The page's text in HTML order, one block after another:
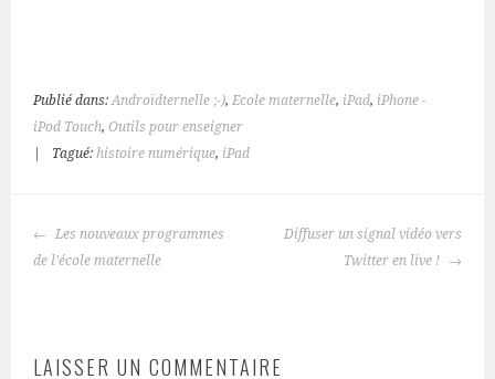
Publié dans:Androïdternelle ;-),Ecole maternelle, iPad, iPhone -
iPod Touch,Outils pour enseigner
Tagué:histoire numérique, iPad
NAVIGATION
DES
Les nouveaux programmes
de l’école maternelle
Diffuser un signal vidéo vers
Twitter en live !
LAISSER UN COMMENTAIRE